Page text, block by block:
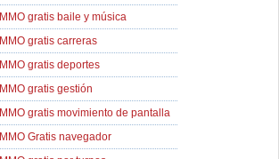
MMO gratis baile y música
MMO gratis carreras
MMO gratis deportes
MMO gratis gestión
MMO gratis movimiento de pantalla
MMO Gratis navegador